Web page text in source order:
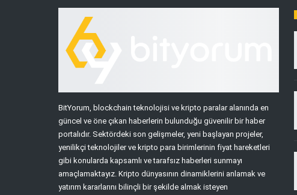
BitYorum, blockchain teknolojisi ve kripto paralar alanında en
güncel ve öne çıkan haberlerin bulunduğu güvenilir bir haber
portalıdır. Sektördeki son gelişmeler, yeni başlayan projeler,
yenilikçi teknolojiler ve kripto para birimlerinin fiyat hareketleri
gibi konularda kapsamlı ve tarafsız haberleri sunmayı
amaçlamaktayız. Kripto dünyasının dinamiklerini anlamak ve
yatırım kararlarını bilinçli bir şekilde almak isteyen